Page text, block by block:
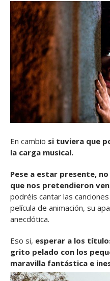
En cambio si tuviera que
la carga musical.
Pese a estar presente,
que nos pretendieron
podréis cantar las
película de animación, su
anecdótica.
Eso si, esperar a los
grito pelado con los
maravilla fantástica e